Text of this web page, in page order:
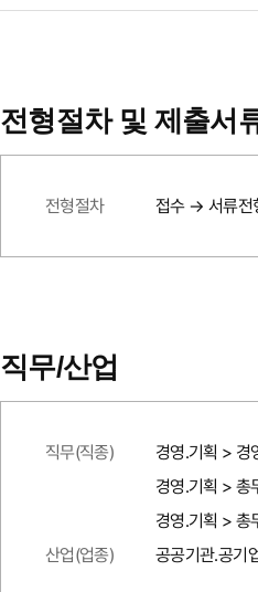
전형절차 및 제출서
전형절차 접수 → 서류전
직무/산업
직무(직종)
경영.기획 > 경
경영.기획 > 총
경영.기획 > 총
산업(업종)
공공기관.공기